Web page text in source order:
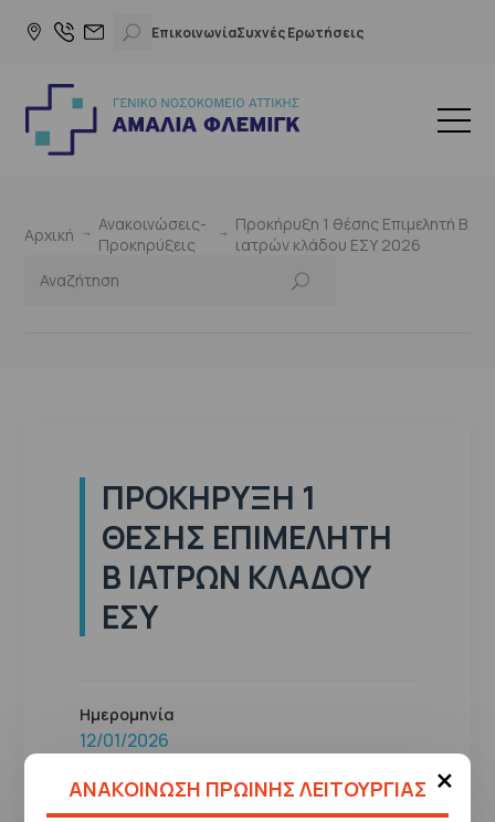
ΕπικοινωνίαΣυχνές Ερωτήσεις
×
ΑΝΑΚΟΙΝΩΣΗ ΠΡΩΙΝΗΣ ΛΕΙΤΟΥΡΓΙΑΣ
Αρχική
Ανακοινώσεις-
Προκηρύξεις
Προκήρυξη 1 θέσης Επιμελητή Β
ιατρών κλάδου ΕΣΥ 2026
ΠΡΟΚΉΡΥΞΗ 1
ΘΈΣΗΣ ΕΠΙΜΕΛΗΤΉ
Β ΙΑΤΡΏΝ ΚΛΆΔΟΥ
ΕΣΥ
Ημερομηνία
12/01/2026